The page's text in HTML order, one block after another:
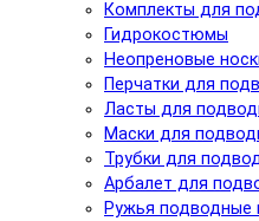
Комплекты для
Гидрокостюмы
Неопреновые
Перчатки для
Ласты для
Маски для
Трубки для
Арбалет для
Ружья подводные